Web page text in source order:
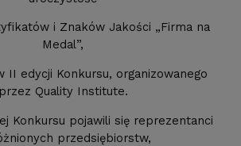
i Znaków Jakości „Firma na
Medal”,
II edycji Konkursu, organizowanego
przez Quality Institute.
Konkursu pojawili się reprezentanci
przedsiębiorstw,